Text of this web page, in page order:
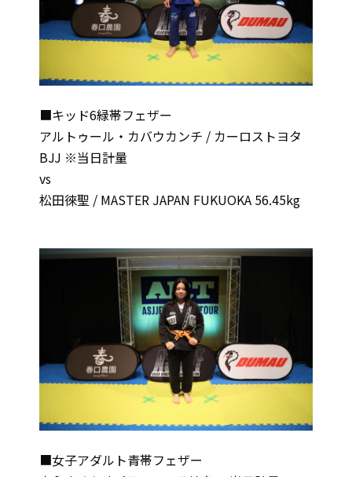
■キッド6緑帯フェザー
アルトゥール・カバウカンチ / カーロストヨタ
BJJ ※当日計量
vs
松田徠聖 / MASTER JAPAN FUKUOKA 56.45kg
■女子アダルト青帯フェザー